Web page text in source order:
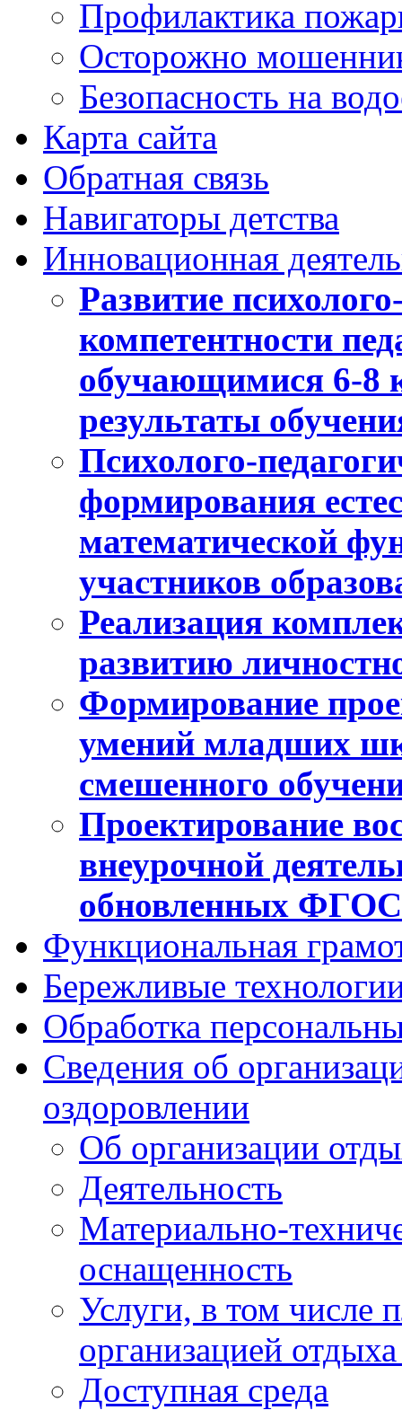
Профилактика
Осторожно
Безопасность на
Карта сайта
Обратная связь
Навигаторы детства
Инновационная
Развитие
компетентности
обучающимися 6-8
результаты
Психолого-
формирования
математической
участников
Реализация
развитию
Формирование
умений младших
смешенного
Проектирование
внеурочной
обновленных
Функциональная
Бережливые
Обработка
Сведения об
оздоровлении
Об организации
Деятельность
Материально-
оснащенность
Услуги, в том числе
организацией
Доступная среда